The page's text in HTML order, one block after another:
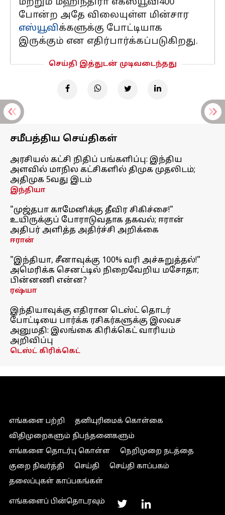
போன்ற அதே விலையுள்ள மின்சார
எஸ்யூவிக்களுக்கு போட்டியாக
இருக்கும் என எதிர்பார்க்கப்படுகிறது.
செய்தி இத்துடன் முடிவடைந்தது
சமீபத்திய செய்திகள்
அரசியல் கட்சி நிதிப் பங்களிப்பு: இந்திய
அளவில் மாநில கட்சிகளில் திமுக முதலிடம்;
அதிமுக 5வது இடம்
இந்தியா
"முஜ்தபா காமேனிக்கு தீவிர சிகிச்சை!"
உயிருக்குப் போராடுவதாக தகவல்; ஈரான்
அதிபர் அளித்த அதிர்ச்சி அறிக்கை
ஈரான்
"இந்தியா, சீனாவுக்கு 100% வரி அச்சுறுத்தல்!"
அமெரிக்க செனட்டில் நிறைவேறிய மசோதா;
பின்னணி என்ன?
ரஷ்யா
இந்தியாவுக்கு எதிரான டெஸ்ட் தொடர்
போட்டியை பார்க்க ரசிகர்களுக்கு இலவச
அனுமதி: இலங்கை கிரிக்கெட் வாரியம்
அறிவிப்பு
டெஸ்ட் கிரிக்கெட்
எங்களை பற்றி
தனியுரிமைக் கொள்கை
விதிமுறைகளும் நிபந்தனைகளும்
எங்களை தொடர்பு கொள்ள
நெறிமுறை நடத்தை
குறை நிவர்த்தி
செய்தி
செய்தி காப்பகம்
தலைப்புகள் காப்பகங்கள்
எங்களைப் பின்தொடரவும்